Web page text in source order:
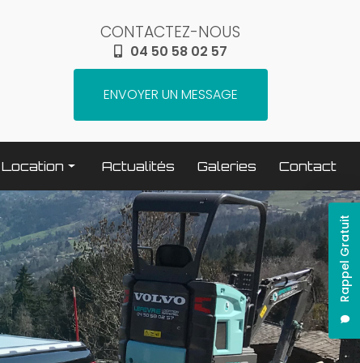
CONTACTEZ-NOUS
04 50 58 02 57
ENVOYER UN MESSAGE
Rappel Gratuit
Location
Terrassement / compactage
Transport
Elévation / levage
Espaces verts
Traitement béton
Nettoyage
Actualités Galeries Contact